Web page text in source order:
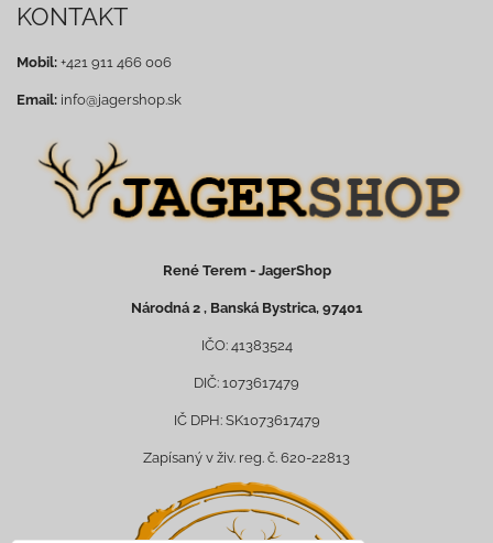
KONTAKT
Mobil: +421 911 466 006
Email: info@jagershop.sk
René Terem - JagerShop
Národná 2 , Banská Bystrica, 97401
IČO: 41383524
DIČ: 1073617479
IČ DPH: SK1073617479
Zapísaný v živ. reg. č. 620-22813